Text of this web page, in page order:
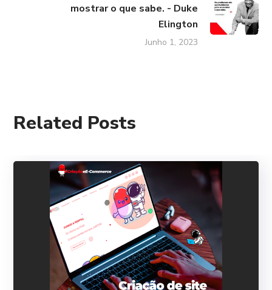
mostrar o que sabe. - Duke
Elington
Junho 1, 2023
Related Posts